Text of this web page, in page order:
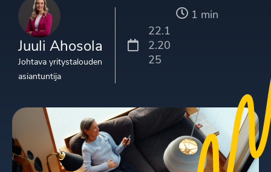
Juuli Ahosola
Johtava yritystalouden
asiantuntija
22.1
2.20
25
1 min